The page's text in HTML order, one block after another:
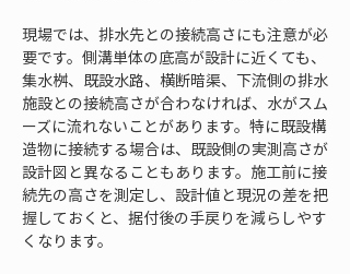
現場では、排水先との接続高さにも注意が必
要です。側溝単体の底高が設計に近くても、
集水桝、既設水路、横断暗渠、下流側の排水
施設との接続高さが合わなければ、水がスム
ーズに流れないことがあります。特に既設構
造物に接続する場合は、既設側の実測高さが
設計図と異なることもあります。施工前に接
続先の高さを測定し、設計値と現況の差を把
握しておくと、据付後の手戻りを減らしやす
くなります。